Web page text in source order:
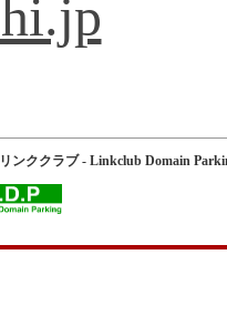
ンククラブ - Linkclub Domain